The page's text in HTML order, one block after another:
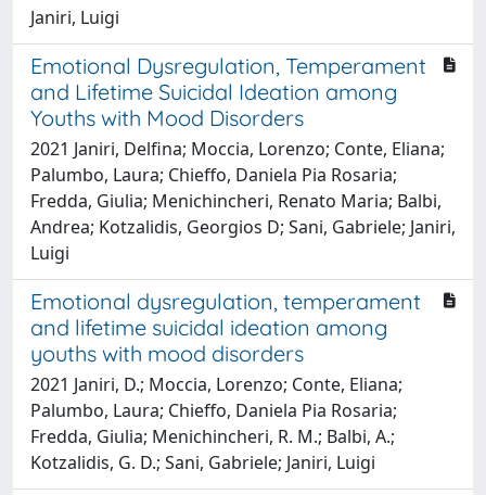
Janiri, Luigi
Emotional Dysregulation, Temperament
and Lifetime Suicidal Ideation among
Youths with Mood Disorders
2021 Janiri, Delfina; Moccia, Lorenzo; Conte, Eliana;
Palumbo, Laura; Chieffo, Daniela Pia Rosaria;
Fredda, Giulia; Menichincheri, Renato Maria; Balbi,
Andrea; Kotzalidis, Georgios D; Sani, Gabriele; Janiri,
Luigi
Emotional dysregulation, temperament
and lifetime suicidal ideation among
youths with mood disorders
2021 Janiri, D.; Moccia, Lorenzo; Conte, Eliana;
Palumbo, Laura; Chieffo, Daniela Pia Rosaria;
Fredda, Giulia; Menichincheri, R. M.; Balbi, A.;
Kotzalidis, G. D.; Sani, Gabriele; Janiri, Luigi